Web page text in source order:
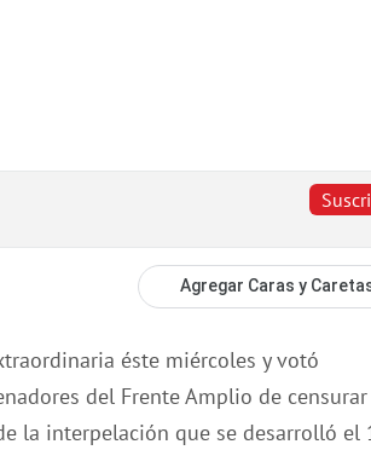
Agregar Caras y
éste miércoles y votó
del Frente Amplio de
la interpelación que se desarrolló el